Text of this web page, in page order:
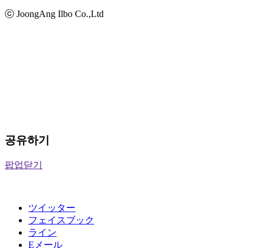
ⓒ JoongAng Ilbo Co.,Ltd
공유하기
팝업닫기
ツイッター
フェイスブック
ライン
Eメール